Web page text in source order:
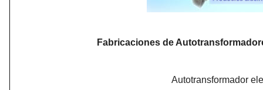
Fabricaciones de
Autotransformador